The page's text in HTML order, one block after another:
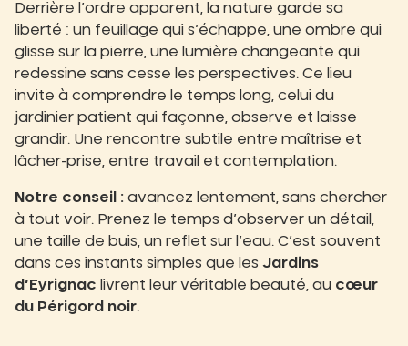
Derrière l’ordre apparent, la nature garde sa
liberté : un feuillage qui s’échappe, une ombre qui
glisse sur la pierre, une lumière changeante qui
redessine sans cesse les perspectives. Ce lieu
invite à comprendre le temps long, celui du
jardinier patient qui façonne, observe et laisse
grandir. Une rencontre subtile entre maîtrise et
lâcher-prise, entre travail et contemplation.
Notre conseil : avancez lentement, sans chercher
à tout voir. Prenez le temps d’observer un détail,
une taille de buis, un reflet sur l’eau. C’est souvent
dans ces instants simples que les Jardins
d’Eyrignac livrent leur véritable beauté, au cœur
du Périgord noir.